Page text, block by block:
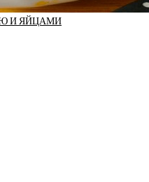
И ЯЙЦАМИ